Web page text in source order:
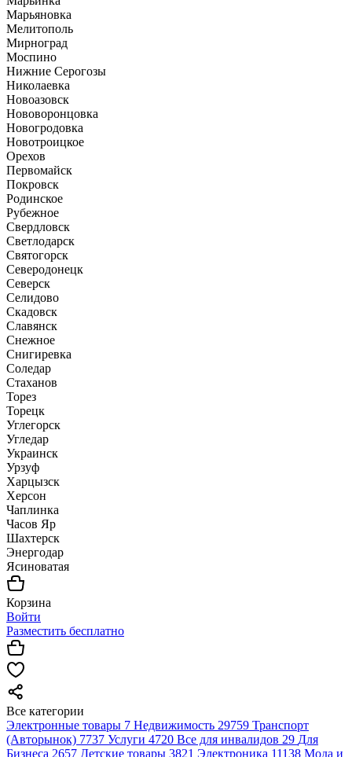
Марьяновка
Мелитополь
Мирноград
Моспино
Нижние Серогозы
Николаевка
Новоазовск
Нововоронцовка
Новогродовка
Новотроицкое
Орехов
Первомайск
Покровск
Родинское
Рубежное
Свердловск
Светлодарск
Святогорск
Северодонецк
Северск
Селидово
Скадовск
Славянск
Снежное
Снигиревка
Соледар
Стаханов
Торез
Торецк
Углегорск
Угледар
Украинск
Урзуф
Харцызск
Херсон
Чаплинка
Часов Яр
Шахтерск
Энергодар
Ясиноватая
Корзина
Войти
Разместить бесплатно
Все категории
Электронные товары 7 Недвижимость 29759 Транспорт
(Авторынок) 7737 Услуги 4720 Все для инвалидов 29 Для
Бизнеса 2657 Детские товары 3821 Электроника 11138 Мода и